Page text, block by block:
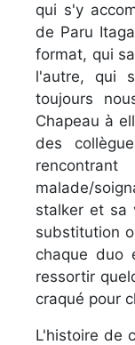
qui s'y
de Paru
format, qui
l'autre, qui
toujours
Chapeau à
des
malade/
stalker et sa
substitution
chaque duo
ressortir
craqué pour
L'histoire de